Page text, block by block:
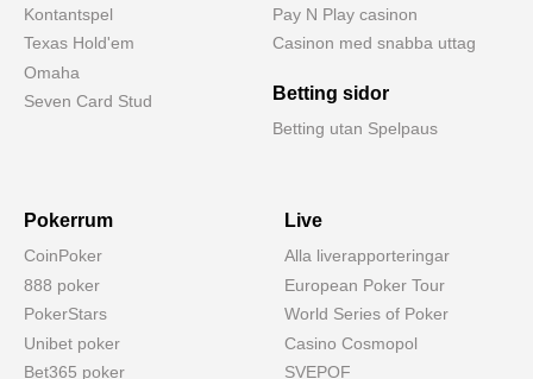
Kontantspel
Texas Hold'em
Omaha
Seven Card Stud
Pay N Play casinon
Casinon med snabba uttag
Betting sidor
Betting utan Spelpaus
Pokerrum
CoinPoker
888 poker
PokerStars
Unibet poker
Bet365 poker
Live
Alla liverapporteringar
European Poker Tour
World Series of Poker
Casino Cosmopol
SVEPOF